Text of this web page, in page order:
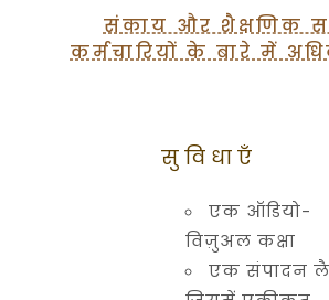
संकाय और शैक्षणिक
कर्मचारियों के बारे में
सुविधाएँ
एक ऑडियो-
विज़ुअल कक्षा
एक संपादन